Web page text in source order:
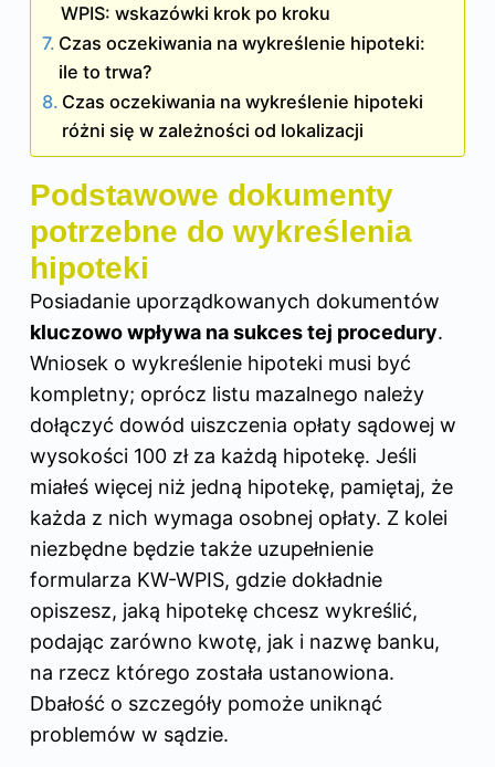
WPIS: wskazówki krok po kroku
Czas oczekiwania na wykreślenie hipoteki:
ile to trwa?
Czas oczekiwania na wykreślenie hipoteki
różni się w zależności od lokalizacji
Podstawowe dokumenty
potrzebne do wykreślenia
hipoteki
Posiadanie uporządkowanych dokumentów
kluczowo wpływa na sukces tej procedury.
Wniosek o wykreślenie hipoteki musi być
kompletny; oprócz listu mazalnego należy
dołączyć dowód uiszczenia opłaty sądowej w
wysokości 100 zł za każdą hipotekę. Jeśli
miałeś więcej niż jedną hipotekę, pamiętaj, że
każda z nich wymaga osobnej opłaty. Z kolei
niezbędne będzie także uzupełnienie
formularza KW-WPIS, gdzie dokładnie
opiszesz, jaką hipotekę chcesz wykreślić,
podając zarówno kwotę, jak i nazwę banku,
na rzecz którego została ustanowiona.
Dbałość o szczegóły pomoże uniknąć
problemów w sądzie.